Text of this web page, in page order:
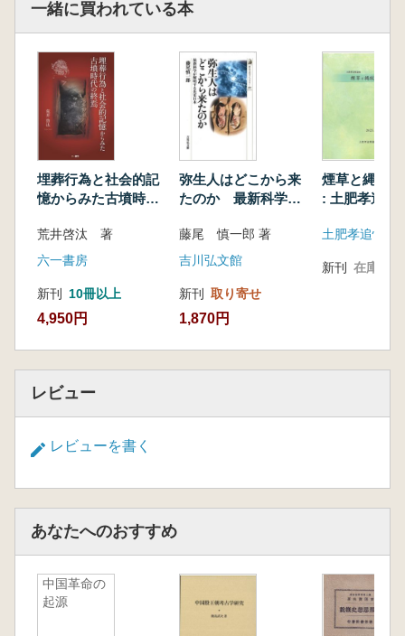
据极为重要的位置。
考古遗址出土的遗物,经过人手加工的物品,被考
古学家称为“人工遗物”,而未经加工的则被定义
为“自然遗物”。然而,这种做法只是为了方便区
分。即便被定义为人工制品,也未改变它们的原
材料是黏土(陶器)、石块(石器)、树木(木器)、动
物骨骼(骨器)这些自然物品的事实。可见,考古研
究不仅需要考古学者,人类学、动植物学、遗传
学、分析化学、地球化学等领域的专家参与研究
的必然性也显现了出来。
本书收录了由多学科的研究者共同参与,推进中
本书分为“遗物的考古学研究”、“动植物遗骸及其
利用研究”、“出土遗物的科技考古研究”三个部
分。虽然考古学被认为是一门文科学科,但实际
国学”这个传统学科注入新活力的奋斗姿态。
一緒に買われている本
埋葬行為と社会的記
憶からみた古墳時代
荒井啓汰 著
六一書房
新刊 10冊以上
4,950円
弥生人はどこから来
たのか 最新科学が
藤尾 慎一郎 著
吉川弘文館
新刊 取り寄せ
1,870円
煙草と縄紋
: 土肥孝追悼
土肥孝追悼論
新刊 在庫なし
レビュー
レビューを書く
あなたへのおすすめ
中国革命の
起源